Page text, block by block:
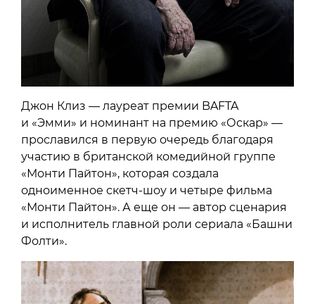
Джон Клиз — лауреат премии BAFTA
и «Эмми» и номинант на премию «Оскар» —
прославился в первую очередь благодаря
участию в британской комедийной группе
«Монти Пайтон», которая создала
одноименное скетч-шоу и четыре фильма
«Монти Пайтон». А еще он — автор сценария
и исполнитель главной роли сериала «Башни
Фолти».